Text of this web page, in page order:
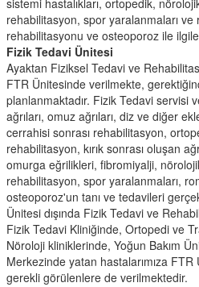
sistemi hastalıkları, ortopedik,
rehabilitasyon, spor yaralanmaları ve
rehabilitasyonu ve osteoporoz ile
Fizik Tedavi Ünitesi
Ayaktan Fiziksel Tedavi ve
FTR Ünitesinde verilmekte,
planlanmaktadır. Fizik Tedavi servisi
ağrıları, omuz ağrıları, diz ve diğer
cerrahisi sonrası rehabilitasyon,
rehabilitasyon, kırık sonrası oluşan
omurga eğrilikleri, fibromiyalji,
rehabilitasyon, spor yaralanmaları,
osteoporoz'un tanı ve tedavileri
Ünitesi dışında Fizik Tedavi ve
Fizik Tedavi Kliniğinde, Ortopedi ve
Nöroloji kliniklerinde, Yoğun Bakım
Merkezinde yatan hastalarımıza
gerekli görülenlere de verilmektedir.